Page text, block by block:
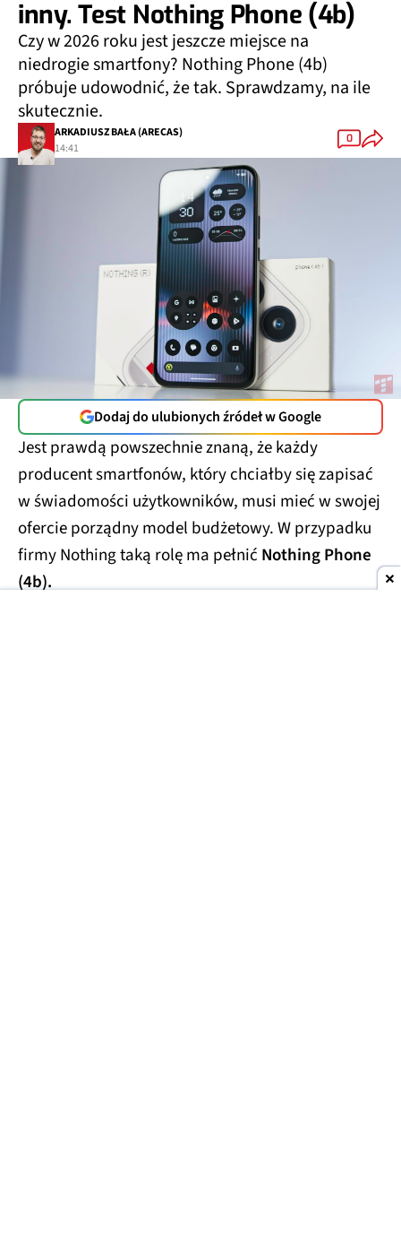
inny. Test Nothing Phone (4b)
Czy w 2026 roku jest jeszcze miejsce na
niedrogie smartfony? Nothing Phone (4b)
próbuje udowodnić, że tak. Sprawdzamy, na ile
skutecznie.
ARKADIUSZ BAŁA (ARECAS)
14:41
0
Dodaj do ulubionych źródeł w Google
Jest prawdą powszechnie znaną, że każdy
producent smartfonów, który chciałby się zapisać
w świadomości użytkowników, musi mieć w swojej
ofercie porządny model budżetowy. W przypadku
firmy Nothing taką rolę ma pełnić Nothing Phone
(4b).